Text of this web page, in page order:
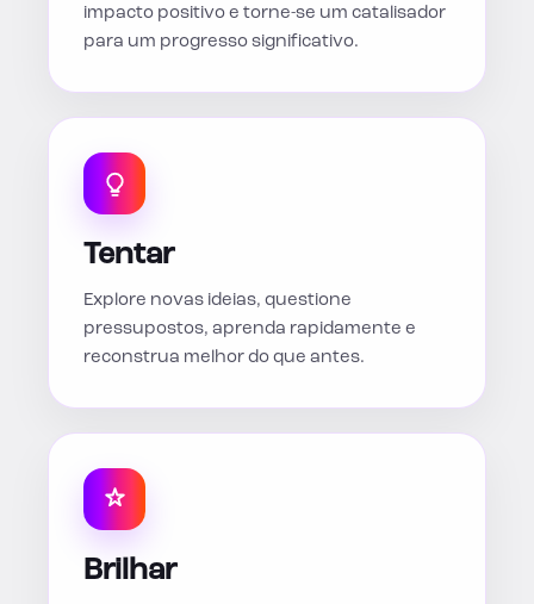
impacto positivo e torne-se um catalisador
para um progresso significativo.
Tentar
Explore novas ideias, questione
pressupostos, aprenda rapidamente e
reconstrua melhor do que antes.
Brilhar